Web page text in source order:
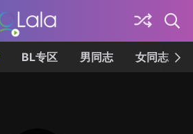
BL专区 男同志 女同志